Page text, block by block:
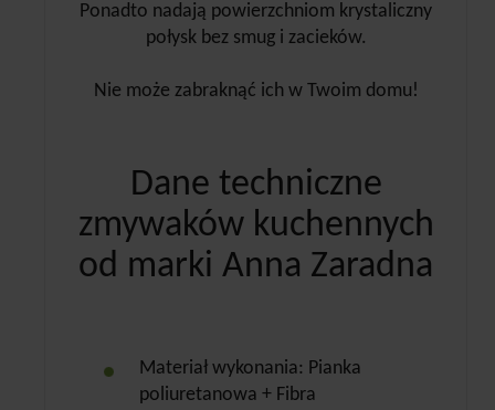
Ponadto nadają powierzchniom krystaliczny
połysk bez smug i zacieków.
Nie może zabraknąć ich w Twoim domu!
Dane techniczne
zmywaków kuchennych
od marki Anna Zaradna
Materiał wykonania: Pianka
poliuretanowa + Fibra